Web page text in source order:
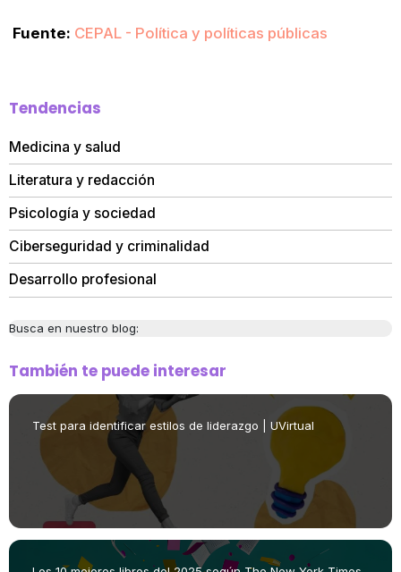
Fuente: CEPAL - Política y políticas públicas
Tendencias
Medicina y salud
Literatura y redacción
Psicología y sociedad
Ciberseguridad y criminalidad
Desarrollo profesional
Busca en nuestro blog:
También te puede interesar
Test para identificar estilos de liderazgo | UVirtual